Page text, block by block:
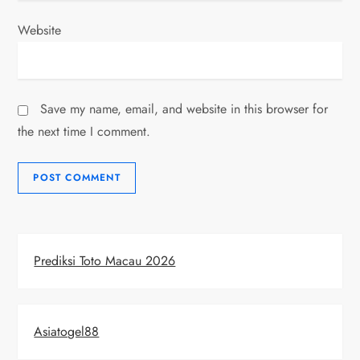
Website
Save my name, email, and website in this browser for
the next time I comment.
Prediksi Toto Macau 2026
Asiatogel88